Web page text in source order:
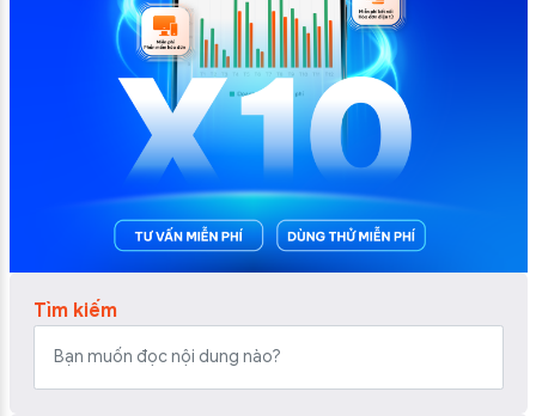
Tìm kiếm